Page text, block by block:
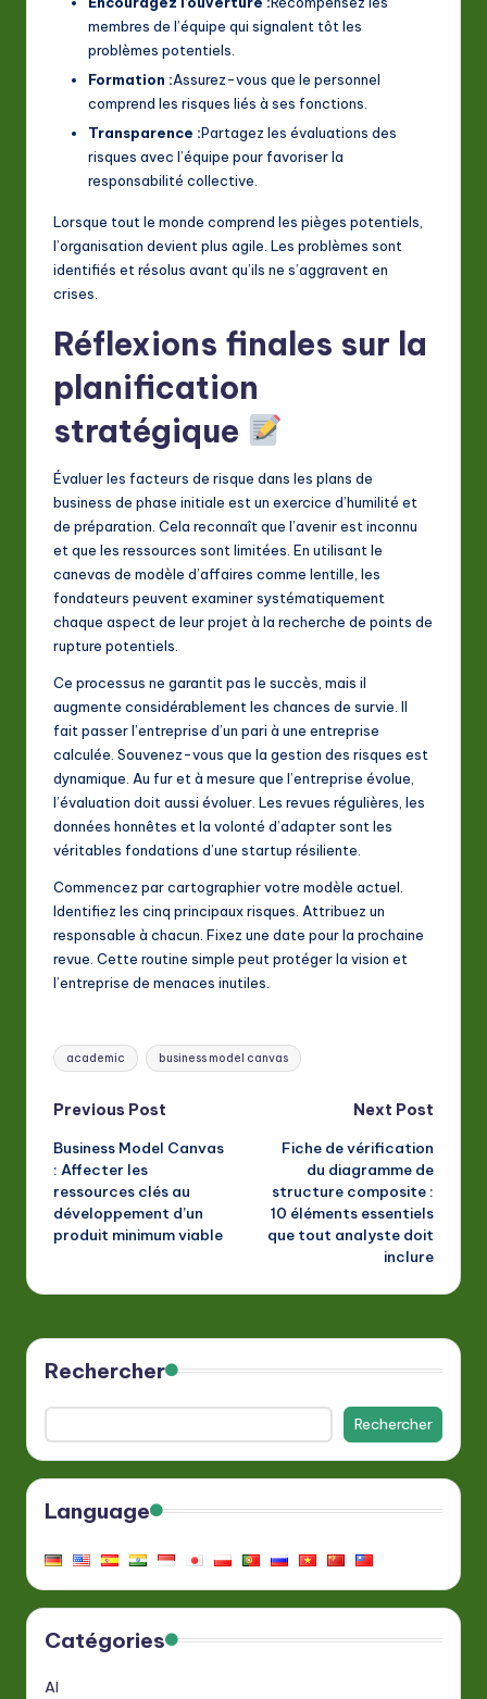
membres de l’équipe qui signalent tôt les
problèmes potentiels.
Formation :Assurez-vous que le personnel
comprend les risques liés à ses fonctions.
Transparence :Partagez les évaluations des
risques avec l’équipe pour favoriser la
responsabilité collective.
Lorsque tout le monde comprend les pièges potentiels,
l’organisation devient plus agile. Les problèmes sont
identifiés et résolus avant qu’ils ne s’aggravent en
crises.
Réflexions finales sur la
planification
stratégique
Évaluer les facteurs de risque dans les plans de
business de phase initiale est un exercice d’humilité et
de préparation. Cela reconnaît que l’avenir est inconnu
et que les ressources sont limitées. En utilisant le
canevas de modèle d’affaires comme lentille, les
fondateurs peuvent examiner systématiquement
chaque aspect de leur projet à la recherche de points de
rupture potentiels.
Ce processus ne garantit pas le succès, mais il
augmente considérablement les chances de survie. Il
fait passer l’entreprise d’un pari à une entreprise
calculée. Souvenez-vous que la gestion des risques est
dynamique. Au fur et à mesure que l’entreprise évolue,
l’évaluation doit aussi évoluer. Les revues régulières, les
données honnêtes et la volonté d’adapter sont les
véritables fondations d’une startup résiliente.
Commencez par cartographier votre modèle actuel.
Identifiez les cinq principaux risques. Attribuez un
responsable à chacun. Fixez une date pour la prochaine
revue. Cette routine simple peut protéger la vision et
l’entreprise de menaces inutiles.
Tags:
academic business model canvas
Post
navigation
Previous Post
Business Model Canvas
: Affecter les
ressources clés au
développement d’un
produit minimum viable
Next Post
Fiche de vérification
du diagramme de
structure composite :
10 éléments essentiels
que tout analyste doit
inclure
Rechercher
Rechercher
Language
Catégories
AI